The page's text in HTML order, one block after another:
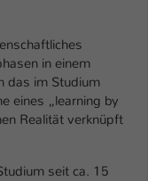
in einem
das im Studium
eines „learning by
Realität verknüpft
seit ca. 15